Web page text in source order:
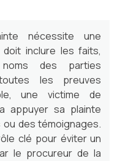
nécessite une
doit inclure les faits,
des parties
les preuves
une victime de
appuyer sa plainte
des témoignages.
clé pour éviter un
le procureur de la